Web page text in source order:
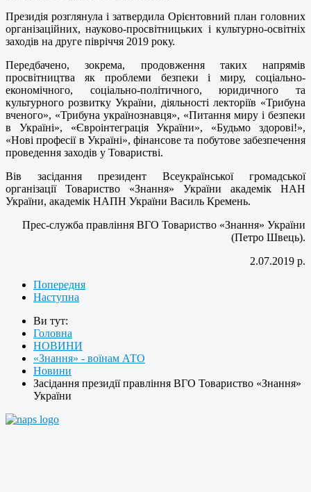
Президія розглянула і затвердила Орієнтовний план головних
організаційних, науково-просвітницьких і культурно-освітніх
заходів на друге півріччя 2019 року.
Передбачено, зокрема, продовження таких напрямів
просвітництва як проблеми безпеки і миру, соціально-
економічного, соціально-політичного, юридичного та
культурного розвитку України, діяльності лекторіїв «Трибуна
вченого», «Трибуна українознавця», «Питання миру і безпеки
в Україні», «Євроінтеграція України», «Будьмо здорові!»,
«Нові професії в Україні», фінансове та побутове забезпечення
проведення заходів у Товаристві.
Вів засідання президент Всеукраїнської громадської
організації Товариство «Знання» України академік НАН
України, академік НАПН України Василь Кремень.
Прес-служба правління ВГО Товариство «Знання» України
(Петро Швець).
2.07.2019 р.
Попередня
Наступна
Ви тут:
Головна
НОВИНИ
«Знання» - воїнам АТО
Новини
Засідання президії правління ВГО Товариство «Знання»
України